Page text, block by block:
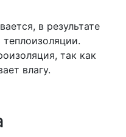
в результате
так как
влагу.